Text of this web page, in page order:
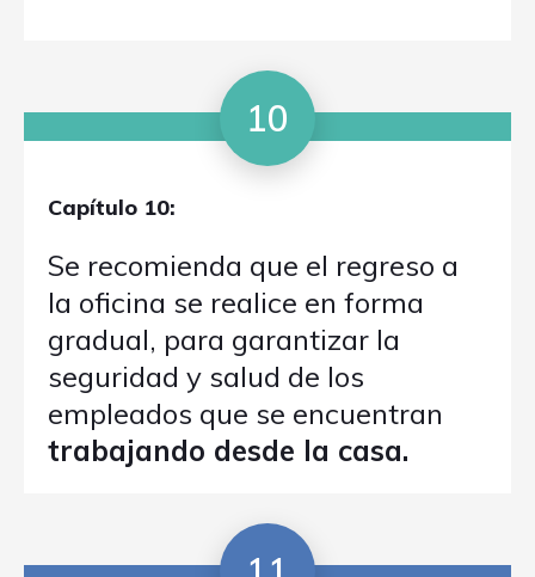
10
Capítulo 10:
Se recomienda que el regreso a
la oficina se realice en forma
gradual, para garantizar la
seguridad y salud de los
empleados que se encuentran
trabajando desde la casa.